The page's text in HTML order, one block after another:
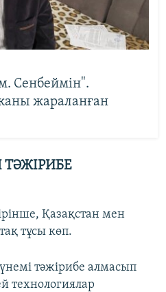
Сенбеймін".
жараланған
ТӘЖІРИБЕ
Қазақстан мен
тұсы көп.
тәжірибе алмасып
технологиялар